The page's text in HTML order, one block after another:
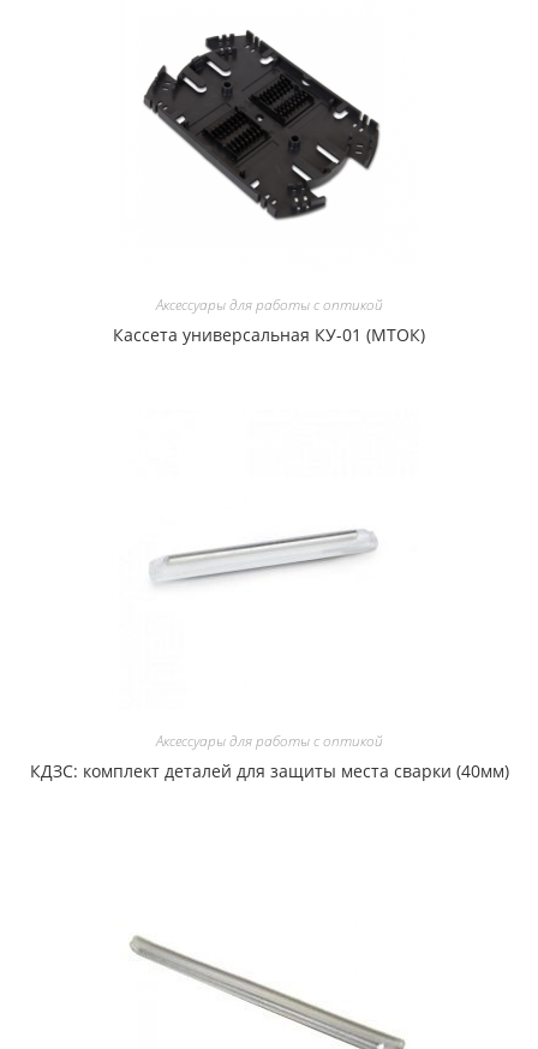
Аксессуары для работы с оптикой
Кассета универсальная КУ-01 (МТОК)
Аксессуары для работы с оптикой
КДЗС: комплект деталей для защиты места сварки (40мм)